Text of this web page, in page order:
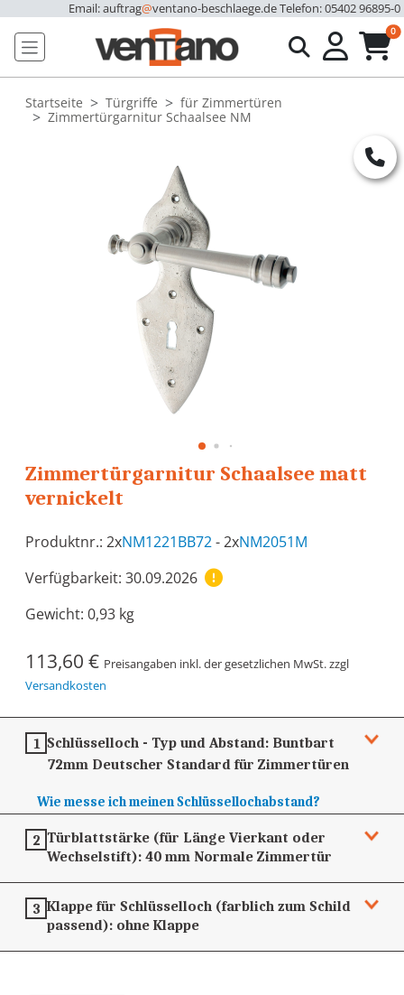
Email: auftrag@ventano-beschlaege.deTelefon: 05402 96895-0
0
Startseite Türgriffe
für Zimmertüren
Zimmertürgarnitur Schaalsee NM
Zimmertürgarnitur Schaalsee matt
vernickelt
Produktnr.: 2xNM1221BB72- 2xNM2051M
Verfügbarkeit: 30.09.2026
Gewicht: 0,93 kg
113,60 € Preisangaben inkl. der gesetzlichen MwSt. zzgl
Versandkosten
1 Schlüsselloch - Typ und Abstand: Buntbart
72mm Deutscher Standard für Zimmertüren
Wie messe ich meinen Schlüssellochabstand?
2 Türblattstärke (für Länge Vierkant oder
Wechselstift):40 mm Normale Zimmertür
3 Klappe für Schlüsselloch (farblich zum Schild
passend): ohne Klappe